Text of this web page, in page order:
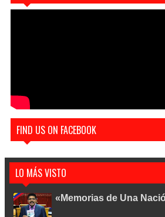
FIND US ON FACEBOOK
LO MÁS VISTO
«Memorias de Una